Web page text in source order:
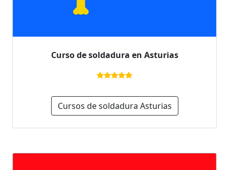
Curso de soldadura en Asturias
Cursos de soldadura Asturias